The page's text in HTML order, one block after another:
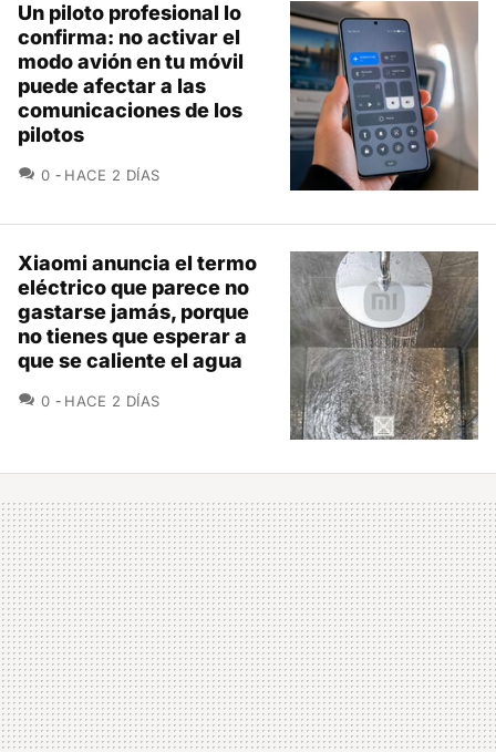
Un piloto profesional lo
confirma: no activar el
modo avión en tu móvil
puede afectar a las
comunicaciones de los
pilotos
0 COMENTARIOS
HACE 2 DÍAS
Xiaomi anuncia el termo
eléctrico que parece no
gastarse jamás, porque
no tienes que esperar a
que se caliente el agua
0 COMENTARIOS
HACE 2 DÍAS